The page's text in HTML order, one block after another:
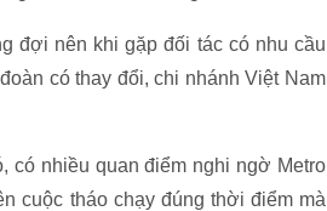
đợi nên khi gặp đối tác có nhu cầu
có thay đổi, chi nhánh Việt Nam
có nhiều quan điểm nghi ngờ Metro
cuộc tháo chạy đúng thời điểm mà